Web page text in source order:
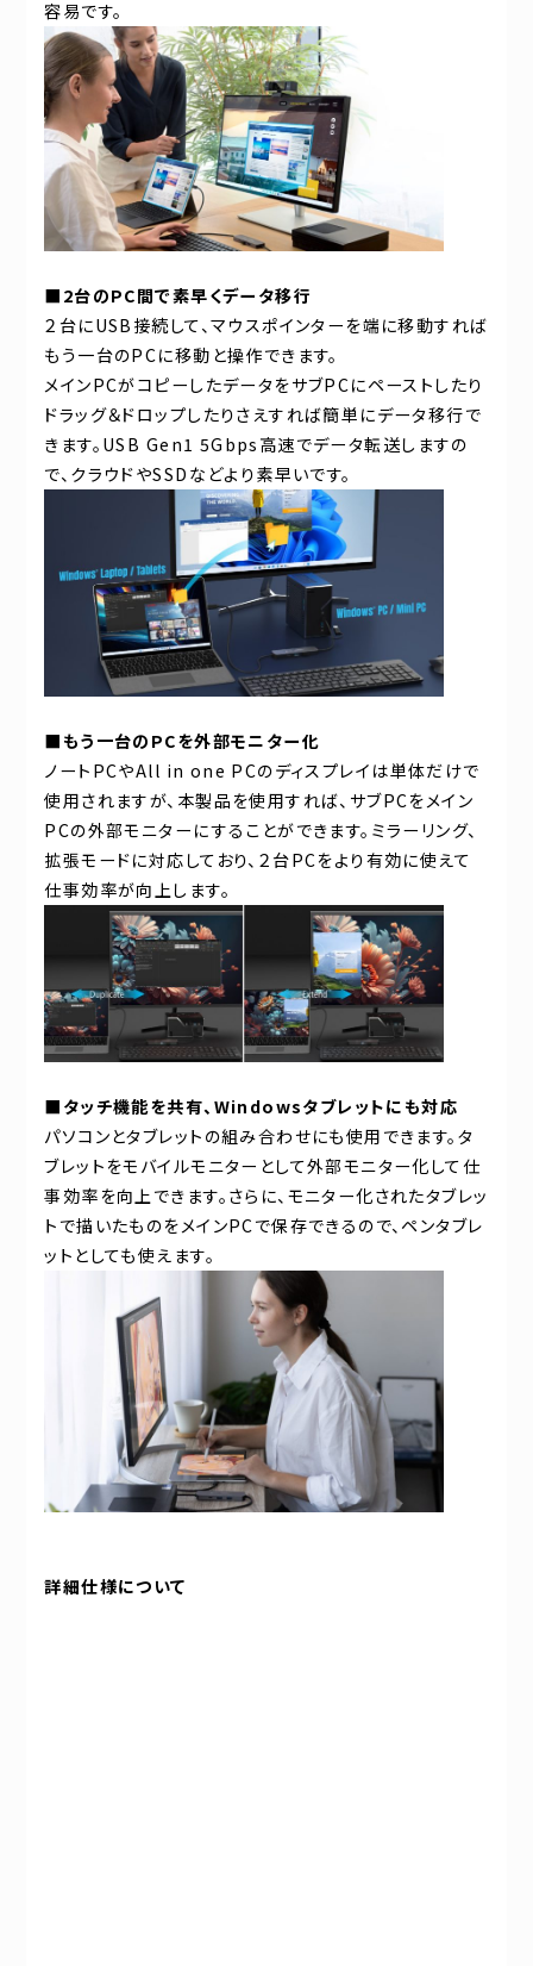
容易です。
■2台のPC間で素早くデータ移行
２台にUSB接続して、マウスポインターを端に移動すれば
もう一台のPCに移動と操作できます。
メインPCがコピーしたデータをサブPCにペーストしたり
ドラッグ＆ドロップしたりさえすれば簡単にデータ移行で
きます。USB Gen1 5Gbps高速でデータ転送しますの
で、クラウドやSSDなどより素早いです。
■もう一台のPCを外部モニター化
ノートPCやAll in one PCのディスプレイは単体だけで
使用されますが、本製品を使用すれば、サブPCをメイン
PCの外部モニターにすることができます。ミラーリング、
拡張モードに対応しており、２台PCをより有効に使えて
仕事効率が向上します。
■タッチ機能を共有、Windowsタブレットにも対応
パソコンとタブレットの組み合わせにも使用できます。タ
ブレットをモバイルモニターとして外部モニター化して仕
事効率を向上できます。さらに、モニター化されたタブレッ
トで描いたものをメインPCで保存できるので、ペンタブレ
ットとしても使えます。
詳細仕様について